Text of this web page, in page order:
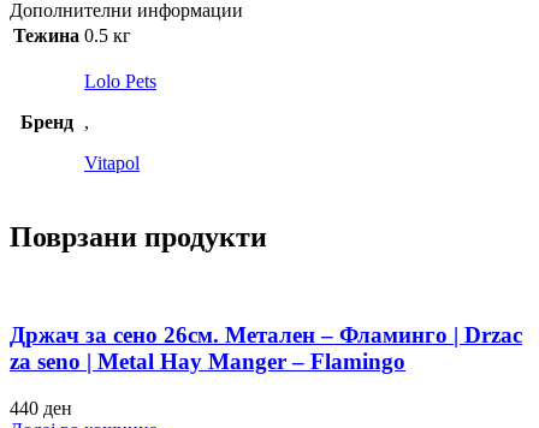
Дополнителни информации
Тежина 0.5 кг
Бренд
Lolo Pets
,
Vitapol
Поврзани продукти
Држач за сено 26см. Метален – Фламинго | Drzac
za seno | Metal Hay Manger – Flamingo
440 ден